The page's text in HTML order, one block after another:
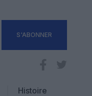
S'ABONNER
Histoire